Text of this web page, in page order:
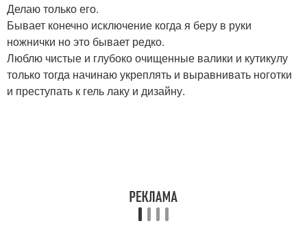
Делаю только его.
Бывает конечно исключение когда я беру в руки
ножнички но это бывает редко.
Люблю чистые и глубоко очищенные валики и кутикулу
только тогда начинаю укреплять и выравнивать ноготки
и преступать к гель лаку и дизайну.